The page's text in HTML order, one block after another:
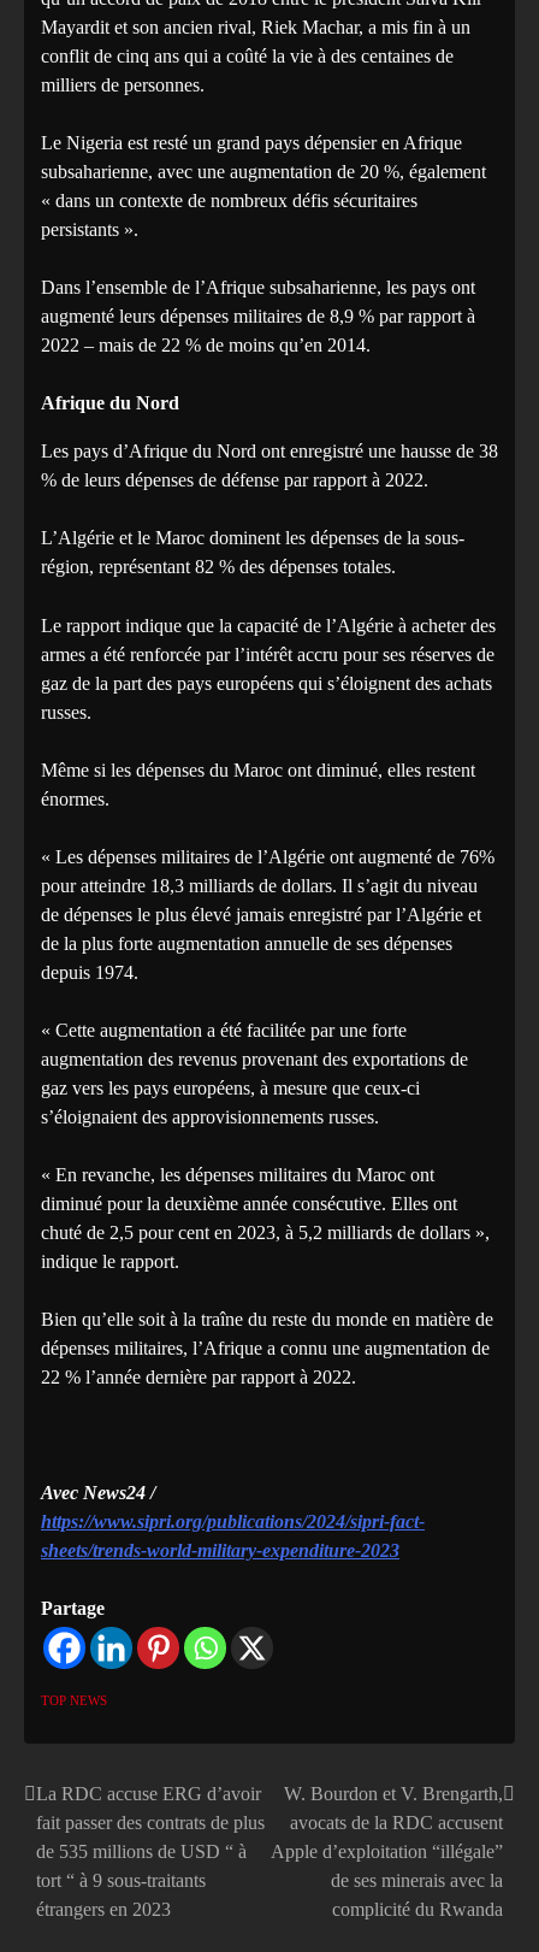
Mayardit et son ancien rival, Riek Machar, a mis fin à un
conflit de cinq ans qui a coûté la vie à des centaines de
milliers de personnes.
Le Nigeria est resté un grand pays dépensier en Afrique
subsaharienne, avec une augmentation de 20 %, également
« dans un contexte de nombreux défis sécuritaires
persistants ».
Dans l’ensemble de l’Afrique subsaharienne, les pays ont
augmenté leurs dépenses militaires de 8,9 % par rapport à
2022 – mais de 22 % de moins qu’en 2014.
Afrique du Nord
Les pays d’Afrique du Nord ont enregistré une hausse de 38
% de leurs dépenses de défense par rapport à 2022.
L’Algérie et le Maroc dominent les dépenses de la sous-
région, représentant 82 % des dépenses totales.
Le rapport indique que la capacité de l’Algérie à acheter des
armes a été renforcée par l’intérêt accru pour ses réserves de
gaz de la part des pays européens qui s’éloignent des achats
russes.
Même si les dépenses du Maroc ont diminué, elles restent
énormes.
« Les dépenses militaires de l’Algérie ont augmenté de 76%
pour atteindre 18,3 milliards de dollars. Il s’agit du niveau
de dépenses le plus élevé jamais enregistré par l’Algérie et
de la plus forte augmentation annuelle de ses dépenses
depuis 1974.
« Cette augmentation a été facilitée par une forte
augmentation des revenus provenant des exportations de
gaz vers les pays européens, à mesure que ceux-ci
s’éloignaient des approvisionnements russes.
« En revanche, les dépenses militaires du Maroc ont
diminué pour la deuxième année consécutive. Elles ont
chuté de 2,5 pour cent en 2023, à 5,2 milliards de dollars »,
indique le rapport.
Bien qu’elle soit à la traîne du reste du monde en matière de
dépenses militaires, l’Afrique a connu une augmentation de
22 % l’année dernière par rapport à 2022.
Avec News24 /
https://www.sipri.org/publications/2024/sipri-fact-
sheets/trends-world-military-expenditure-2023
Partage
TOP NEWS
Navigation
de
l’article
La RDC accuse ERG d’avoir
fait passer des contrats de plus
de 535 millions de USD “ à
tort “ à 9 sous-traitants
étrangers en 2023
W. Bourdon et V. Brengarth,
avocats de la RDC accusent
Apple d’exploitation “illégale”
de ses minerais avec la
complicité du Rwanda